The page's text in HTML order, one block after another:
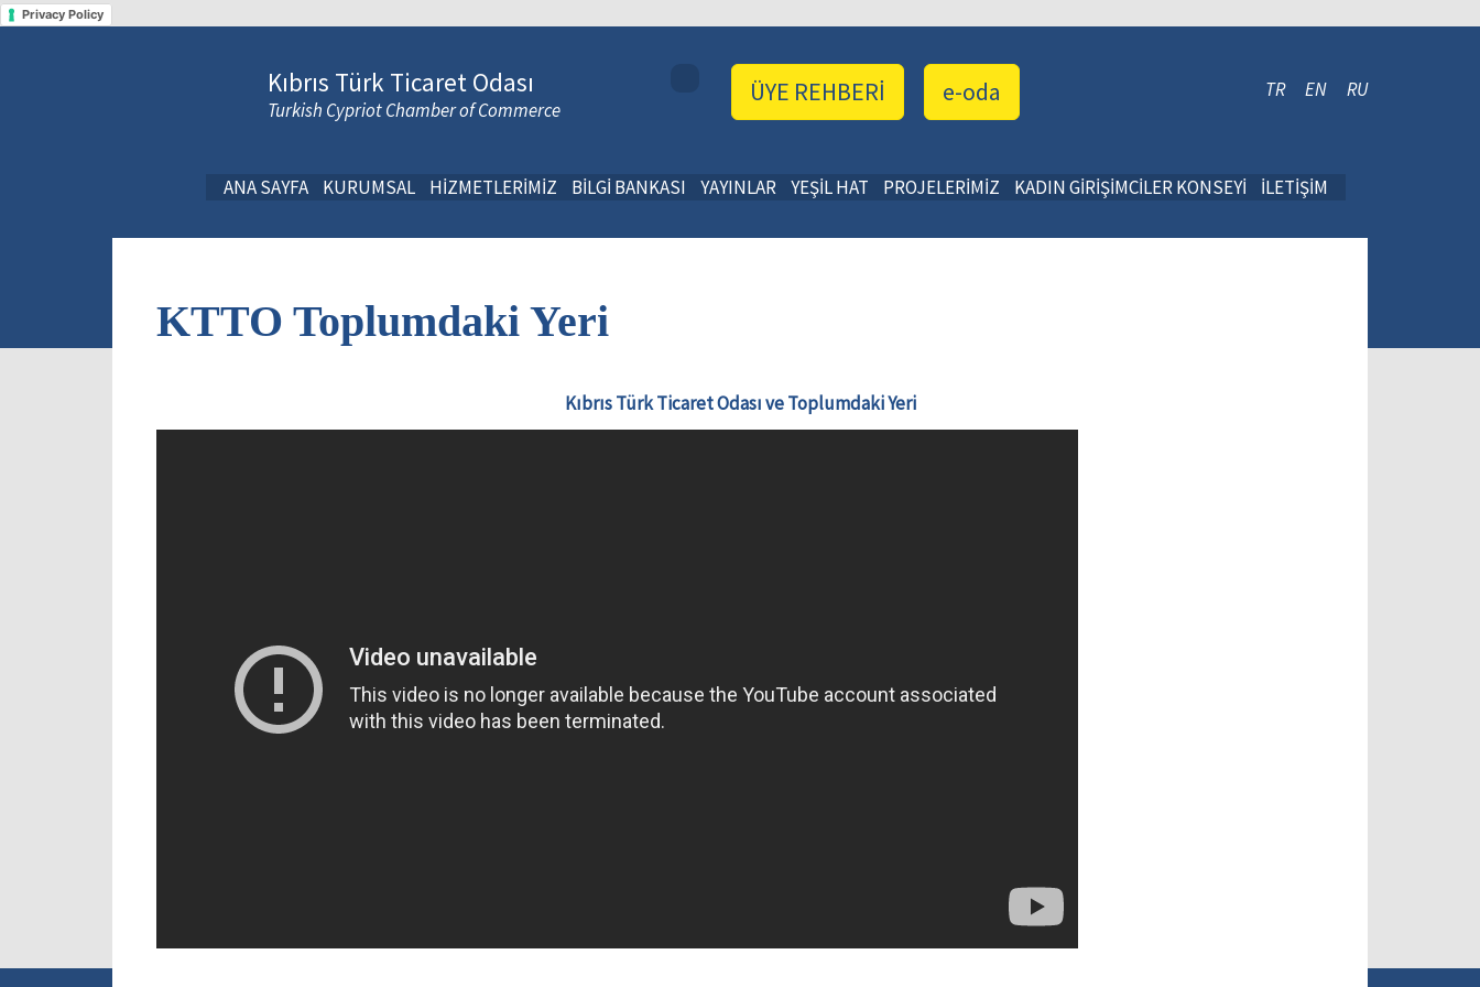
Privacy Policy
Kıbrıs Türk Ticaret Odası
Turkish Cypriot Chamber of Commerce
TR EN RU
e-oda
ÜYE REHBERİ
ANA SAYFA KURUMSAL HİZMETLERİMİZ BİLGİ BANKASI YAYINLAR YEŞİL HAT PROJELERİMİZ KADIN GİRİŞİMCİLER KONSEYİ İLETİŞİM
KTTO Toplumdaki Yeri
Kıbrıs Türk Ticaret Odası ve Toplumdaki Yeri